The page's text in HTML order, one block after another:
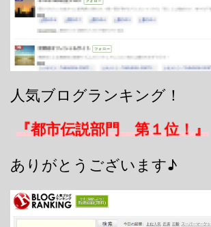
人気ブログランキング！
『都市伝説部門 第１位！』
ありがとうございます♪